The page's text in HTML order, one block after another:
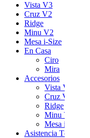
Vista V3
Cruz V2
Ridge
Minu V2
Mesa i-Size
En Casa
Ciro
Mira
Accesorios
Vista V3
Cruz V2
Ridge
Minu V2
Mesa i-Size
Asistencia Técnica